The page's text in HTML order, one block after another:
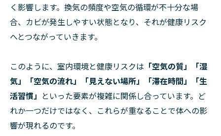
く影響します。換気の頻度や空気の循環が不十分な場
合、カビが発生しやすい状態となり、それが健康リスク
へとつながっていきます。
このように、室内環境と健康リスクは 「空気の質」「湿
気」「空気の流れ」「見えない場所」「滞在時間」「生
活習慣」 といった要素が複雑に関係し合っています。ど
れか一つだけではなく、これらが重なることで体への影
響が現れるのです。